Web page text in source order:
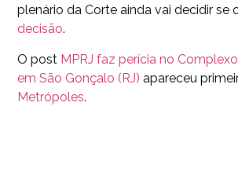
plenário da Corte ainda vai decidir se
decisão.
O post MPRJ faz perícia no
em São Gonçalo (RJ) apareceu
Metrópoles.